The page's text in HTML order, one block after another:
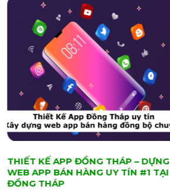
THIẾT KẾ APP ĐỒNG THÁP – DỰNG
WEB APP BÁN HÀNG UY TÍN #1 TẠI
ĐỒNG THÁP